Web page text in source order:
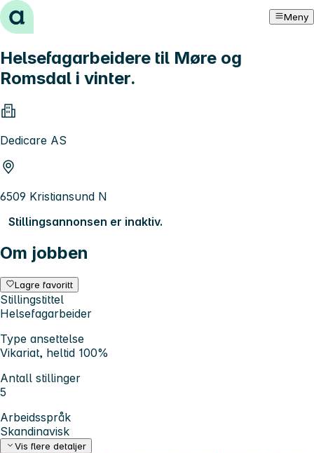
Hopp til innhold Meny
Helsefagarbeidere til Møre og
Romsdal i vinter.
Dedicare AS
6509 Kristiansund N
Stillingsannonsen er inaktiv.
Om jobben
Lagre favoritt
Stillingstittel
Helsefagarbeider
Type ansettelse
Vikariat, heltid 100%
Antall stillinger
5
Arbeidsspråk
Skandinavisk
Vis flere detaljer